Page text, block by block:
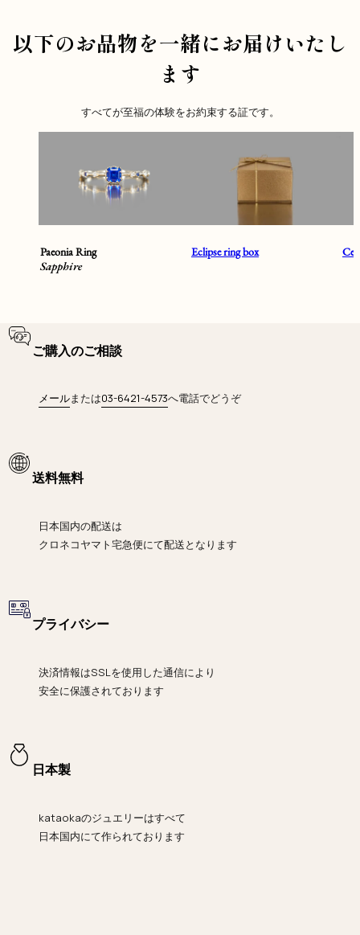
以下のお品物を一緒にお届けいたし
ます
すべてが至福の体験をお約束する証です。
Paeonia Ring
Sapphire
Eclipse ring box
ご購入のご相談
メールまたは03-6421-4573へ電話でどうぞ
送料無料
日本国内の配送は
クロネコヤマト宅急便にて配送となります
プライバシー
決済情報はSSLを使用した通信により
安全に保護されております
日本製
kataokaのジュエリーはすべて
日本国内にて作られております